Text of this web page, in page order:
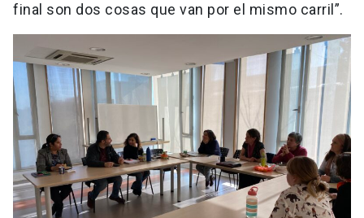
final son dos cosas que van por el mismo carril”.